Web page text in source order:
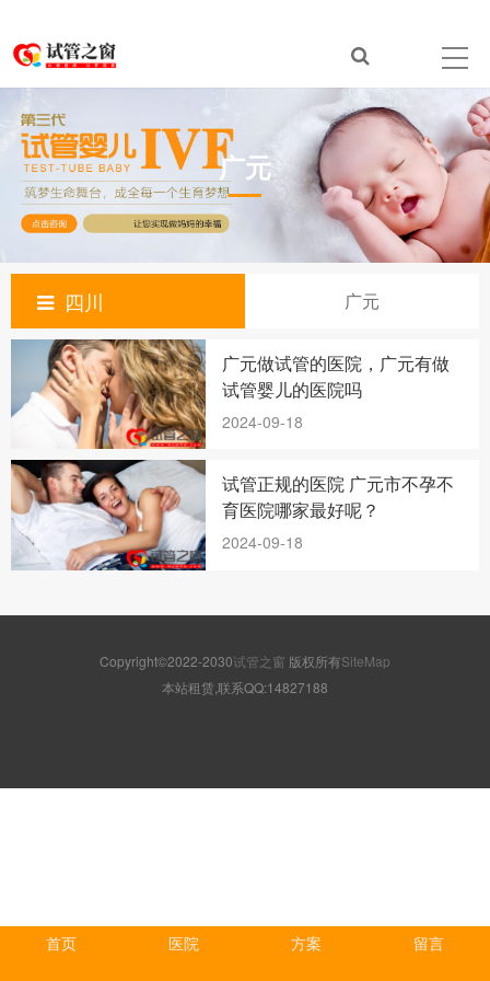
广元
四川 广元
广元做试管的医院，广元有做
试管婴儿的医院吗
2024-09-18
试管正规的医院 广元市不孕不
育医院哪家最好呢？
2024-09-18
Copyright©2022-2030试管之窗 版权所有SiteMap
本站租赁,联系QQ:14827188
首页 医院 方案 留言